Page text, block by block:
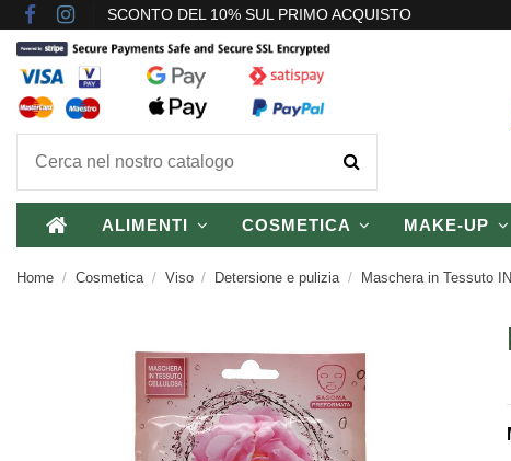
SCONTO DEL 10% SUL PRIMO ACQUISTO
ALIMENTI COSMETICA MAKE-UP
Home Cosmetica Viso Detersione e pulizia Maschera in Tessuto